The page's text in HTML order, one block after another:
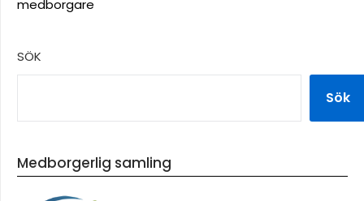
medborgare
SÖK
Sök
Medborgerlig samling